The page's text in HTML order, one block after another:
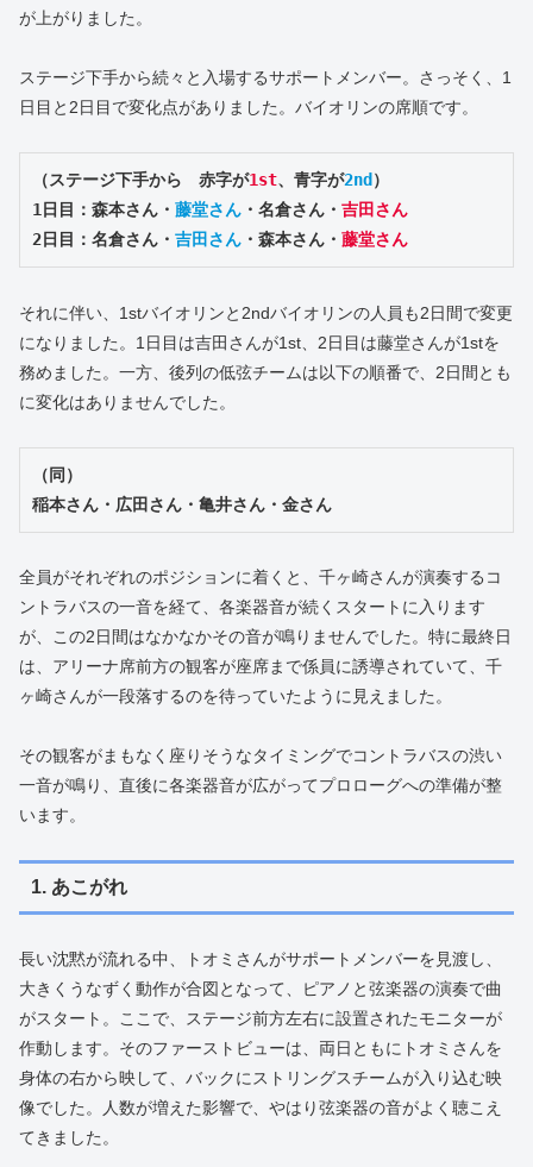
が上がりました。
ステージ下手から続々と入場するサポートメンバー。さっそく、1
日目と2日目で変化点がありました。バイオリンの席順です。
（ステージ下手から　赤字が1st、青字が2nd ）
1日目：森本さん・ 藤堂さん ・名倉さん・ 吉田さん
2日目：名倉さん・ 吉田さん ・森本さん・ 藤堂さん
それに伴い、1stバイオリンと2ndバイオリンの人員も2日間で変更
になりました。1日目は吉田さんが1st、2日目は藤堂さんが1stを
務めました。一方、後列の低弦チームは以下の順番で、2日間とも
に変化はありませんでした。
（同）
稲本さん・広田さん・亀井さん・金さん
全員がそれぞれのポジションに着くと、千ヶ崎さんが演奏するコ
ントラバスの一音を経て、各楽器音が続くスタートに入ります
が、この2日間はなかなかその音が鳴りませんでした。特に最終日
は、アリーナ席前方の観客が座席まで係員に誘導されていて、千
ヶ崎さんが一段落するのを待っていたように見えました。
その観客がまもなく座りそうなタイミングでコントラバスの渋い
一音が鳴り、直後に各楽器音が広がってプロローグへの準備が整
います。
1. あこがれ
長い沈黙が流れる中、トオミさんがサポートメンバーを見渡し、
大きくうなずく動作が合図となって、ピアノと弦楽器の演奏で曲
がスタート。ここで、ステージ前方左右に設置されたモニターが
作動します。そのファーストビューは、両日ともにトオミさんを
身体の右から映して、バックにストリングスチームが入り込む映
像でした。人数が増えた影響で、やはり弦楽器の音がよく聴こえ
てきました。